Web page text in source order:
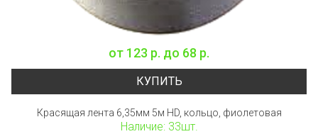
от 123 р. до 68 р.
КУПИТЬ
Красящая лента 6,35мм 5м HD, кольцо, фиолетовая
Наличие: 33шт.